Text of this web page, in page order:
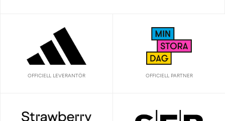
OFFICIELL LEVERANTÖR OFFICIELL PARTNER